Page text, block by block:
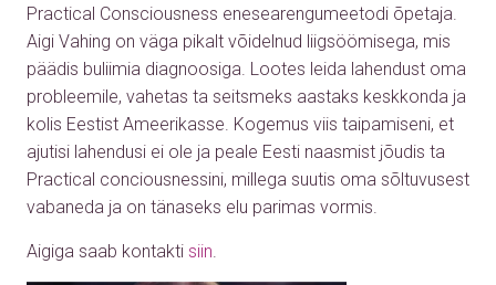
O
Practical Consciousness enesearengumeetodi õpetaja.
Aigi Vahing on väga pikalt võidelnud liigsöömisega, mis
päädis buliimia diagnoosiga. Lootes leida lahendust oma
probleemile, vahetas ta seitsmeks aastaks keskkonda ja
kolis Eestist Ameerikasse. Kogemus viis taipamiseni, et
ajutisi lahendusi ei ole ja peale Eesti naasmist jõudis ta
Practical conciousnessini, millega suutis oma sõltuvusest
vabaneda ja on tänaseks elu parimas vormis.
Aigiga saab kontakti siin.